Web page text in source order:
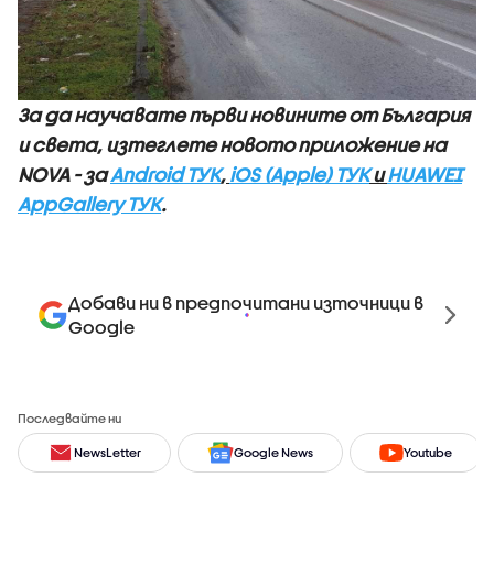
За да научавате първи новините от България
и света, изтеглете новото приложение на
NOVA - заAndroid ТУК, iOS (Apple) ТУКиHUAWEI
AppGallery ТУК.
Добави ни в предпочитани източници в
Google
Последвайте ни
NewsLetter Google News Youtube